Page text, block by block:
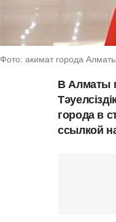
Фото: акимат города Алматы
В Алматы
города в
ссылкой